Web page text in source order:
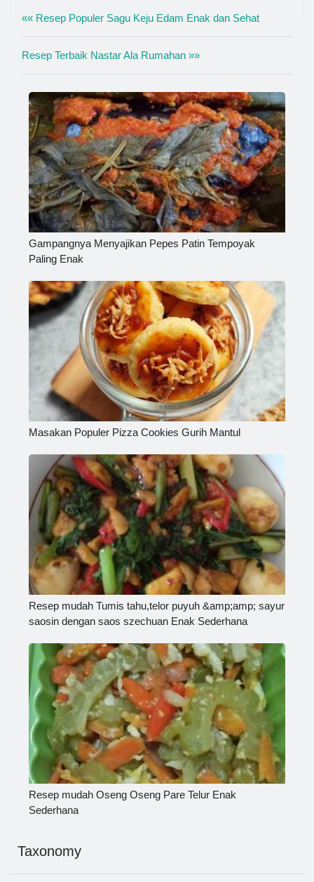
«« Resep Populer Sagu Keju Edam Enak dan Sehat
Resep Terbaik Nastar Ala Rumahan »»
Gampangnya Menyajikan Pepes Patin Tempoyak
Paling Enak
Masakan Populer Pizza Cookies Gurih Mantul
Resep mudah Tumis tahu,telor puyuh &amp;amp; sayur
saosin dengan saos szechuan Enak Sederhana
Resep mudah Oseng Oseng Pare Telur Enak
Sederhana
Taxonomy